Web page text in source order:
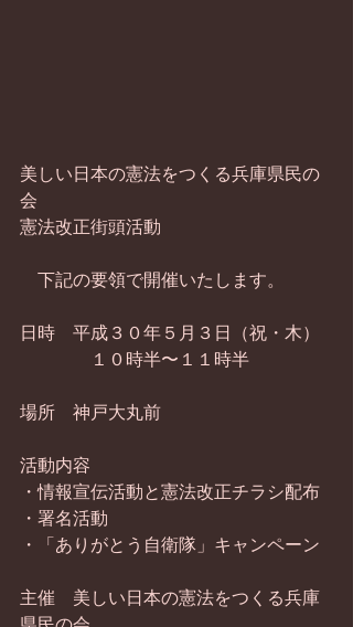
美しい日本の憲法をつくる兵庫県民の
会
憲法改正街頭活動
下記の要領で開催いたします。
日時　平成３０年５月３日（祝・木）
１０時半〜１１時半
場所　神戸大丸前
活動内容
・情報宣伝活動と憲法改正チラシ配布
・署名活動
・「ありがとう自衛隊」キャンペーン
主催　美しい日本の憲法をつくる兵庫